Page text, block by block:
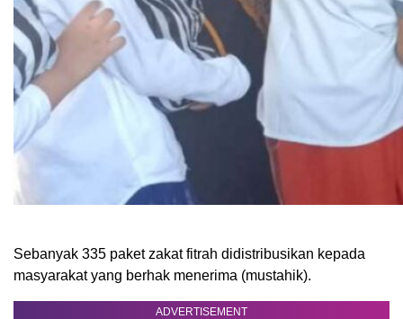
Sebanyak 335 paket zakat fitrah didistribusikan kepada
masyarakat yang berhak menerima (mustahik).
ADVERTISEMENT